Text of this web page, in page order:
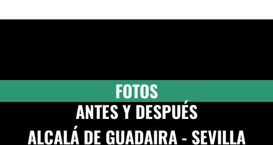
FOTOS
ANTES Y DESPUÉS
ALCALÁ DE GUADAIRA - SEVILLA